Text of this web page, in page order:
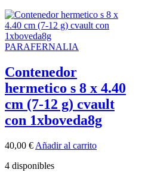
PARAFERNALIA
Contenedor
hermetico s 8 x 4.40
cm (7-12 g) cvault
con 1xboveda8g
40,00 € Añadir al carrito
4 disponibles